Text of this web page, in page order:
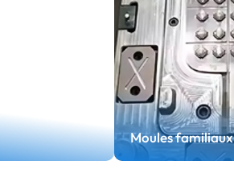
Moules familiaux